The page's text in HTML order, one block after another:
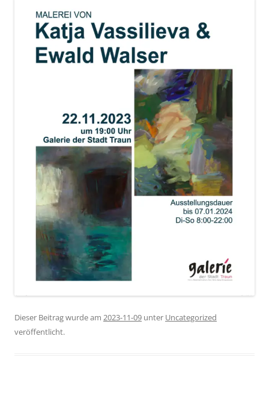
Dieser Beitrag wurde am 2023-11-09 unter Uncategorized
veröffentlicht.